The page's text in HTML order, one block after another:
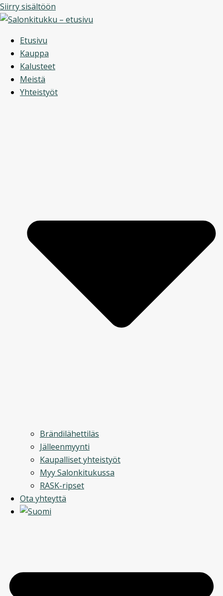
Siirry sisältöön
Etusivu
Kauppa
Kalusteet
Meistä
Yhteistyöt
Brändilähettiläs
Jälleenmyynti
Kaupalliset yhteistyöt
Myy Salonkitukussa
RASK-ripset
Ota yhteyttä